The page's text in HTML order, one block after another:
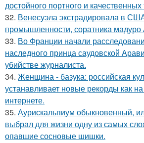
достойного портного и качественных
32. Венесуэла экстрадировала в
промышленности, соратника мадуро
33. Во Франции начали
наследного принца саудовской
убийстве журналиста.
34. Женщина - базука: российская
устанавливает новые рекорды как
интернете.
35. Аурискальпиум обыкновенный,
выбрал для жизни одну из самых
опавшие сосновые шишки.